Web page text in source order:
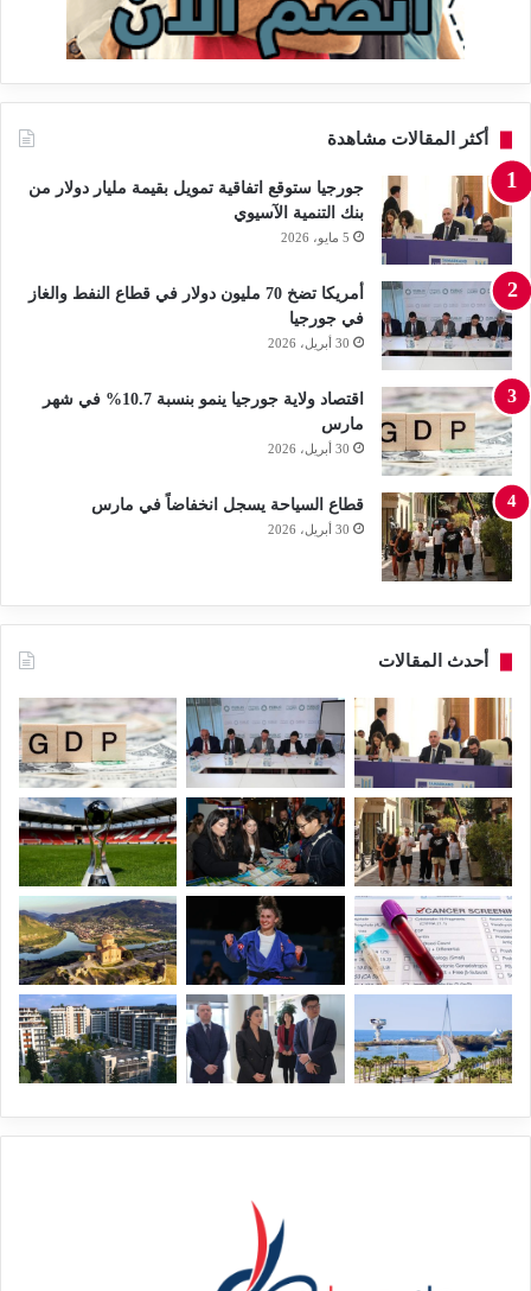
أكثر المقالات مشاهدة
جورجيا ستوقع اتفاقية تمويل بقيمة مليار دولار من
بنك التنمية الآسيوي
5 مايو، 2026
أمريكا تضخ 70 مليون دولار في قطاع النفط والغاز
في جورجيا
30 أبريل، 2026
اقتصاد ولاية جورجيا ينمو بنسبة 10.7% في شهر
مارس
30 أبريل، 2026
قطاع السياحة يسجل انخفاضاً في مارس
30 أبريل، 2026
أحدث المقالات